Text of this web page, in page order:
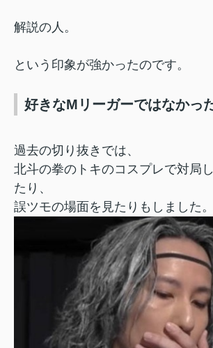
解説の人。
という印象が強かったのです。
好きなMリーガーではなかっ
過去の切り抜きでは、
北斗の拳のトキのコスプレで対局
たり、
誤ツモの場面を見たりもしました。